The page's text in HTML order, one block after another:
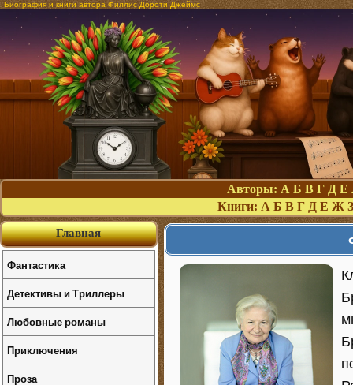
Биография и книги автора Филлис Дороти Джеймс
Авторы: А Б В Г Д Е
Книги: А Б В Г Д Е Ж З
Главная
Фантастика
Детективы и Триллеры
Любовные романы
Приключения
Проза